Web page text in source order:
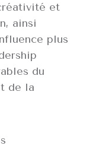
et
ainsi
plus
du
de la